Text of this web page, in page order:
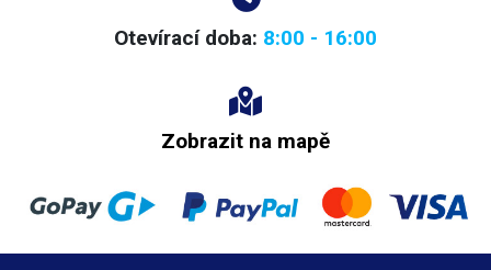
Otevírací doba: 8:00 - 16:00
Zobrazit na mapě